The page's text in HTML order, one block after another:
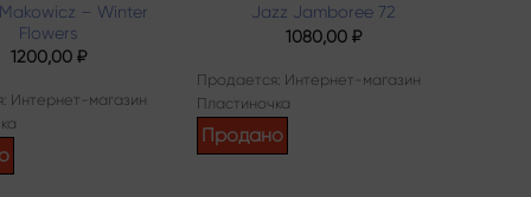
– Winter
Flowers
1200,00 ₽
Интернет-магазин
Jazz Jamboree 72
1080,00 ₽
Продается: Интернет-магазин
Пластиночка
Продано